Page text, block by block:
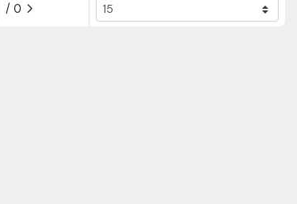
/ 0